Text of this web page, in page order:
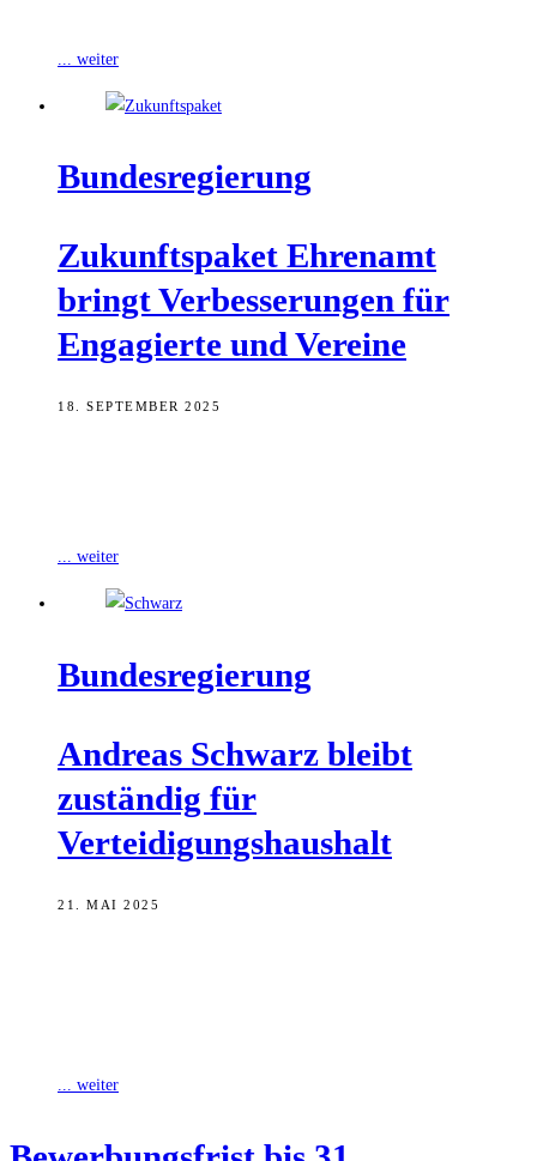
... weiter
Bun­des­re­gie­rung
Zukunfts­pa­ket Ehren­amt
bringt Ver­bes­se­run­gen für
Enga­gier­te und Vereine
18. SEPTEMBER 2025
... weiter
Bun­des­re­gie­rung
Andre­as Schwarz bleibt
zustän­dig für
Verteidigungshaushalt
21. MAI 2025
... weiter